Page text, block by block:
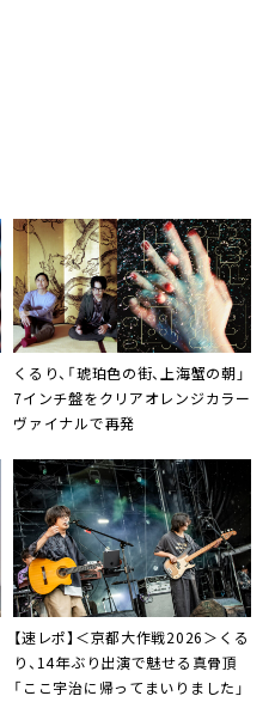
くるり、「琥珀色の街、上海蟹の朝」
7インチ盤をクリアオレンジカラー
ヴァイナルで再発
【速レポ】＜京都大作戦2026＞くる
り、14年ぶり出演で魅せる真骨頂
「ここ宇治に帰ってまいりました」